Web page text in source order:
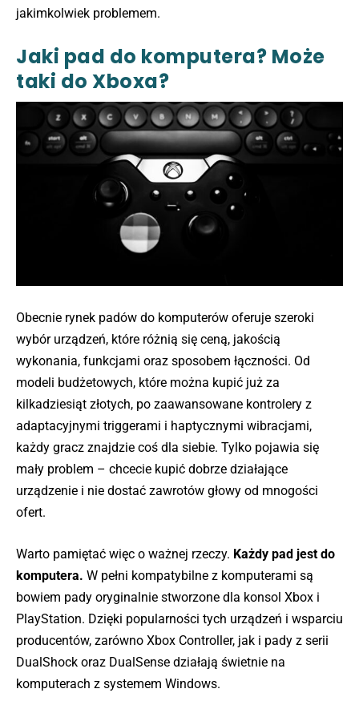
jakimkolwiek problemem.
Jaki pad do komputera? Może
taki do Xboxa?
Obecnie rynek padów do komputerów oferuje szeroki
wybór urządzeń, które różnią się ceną, jakością
wykonania, funkcjami oraz sposobem łączności. Od
modeli budżetowych, które można kupić już za
kilkadziesiąt złotych, po zaawansowane kontrolery z
adaptacyjnymi triggerami i haptycznymi wibracjami,
każdy gracz znajdzie coś dla siebie. Tylko pojawia się
mały problem – chcecie kupić dobrze działające
urządzenie i nie dostać zawrotów głowy od mnogości
ofert.
Warto pamiętać więc o ważnej rzeczy. Każdy pad jest do
komputera. W pełni kompatybilne z komputerami są
bowiem pady oryginalnie stworzone dla konsol Xbox i
PlayStation. Dzięki popularności tych urządzeń i wsparciu
producentów, zarówno Xbox Controller, jak i pady z serii
DualShock oraz DualSense działają świetnie na
komputerach z systemem Windows.